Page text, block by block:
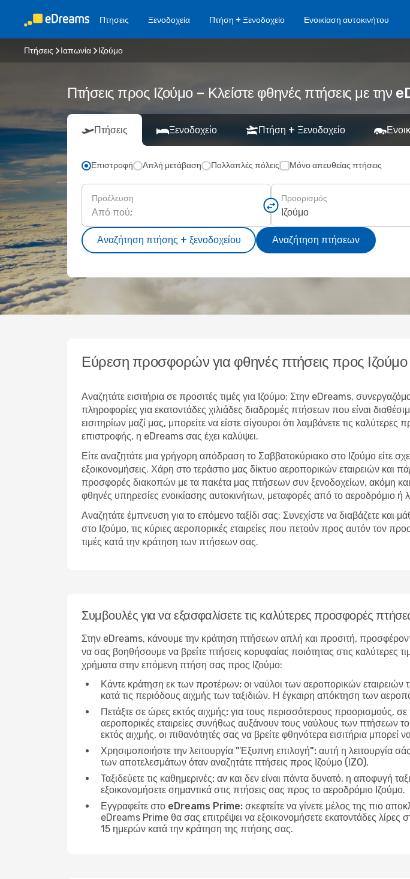
Πτησεις Ξενοδοχεία Πτήση + Ξενοδοχείο Ενοικίαση αυτοκινήτου
Πτήσεις Ιαπωνία Ιζούμο
Πτήσεις προς Ιζούμο – Κλείστε φθηνές πτήσεις με την
Πτήσεις Ξενοδοχείο Πτήση + Ξενοδοχείο
Επιστροφή Απλή μετάβαση Πολλαπλές πόλεις Μόνο απευθείας πτήσεις
Προέλευση Προορισμός
Αναζήτηση πτήσης + ξενοδοχείου Αναζήτηση πτήσεων
Εύρεση προσφορών για φθηνές πτήσεις προς Ιζούμο
Αναζητάτε εισιτήρια σε προσιτές τιμές για Ιζούμο; Στην eDreams,
πληροφορίες για εκατοντάδες χιλιάδες διαδρομές πτήσεων που είναι
εισιτηρίων μαζί μας, μπορείτε να είστε σίγουροι ότι λαμβάνετε τις
επιστροφής, η eDreams σας έχει καλύψει.
Είτε αναζητάτε μια γρήγορη απόδραση το Σαββατοκύριακο στο Ιζούμο είτε
εξοικονομήσεις. Χάρη στο τεράστιο μας δίκτυο αεροπορικών εταιρειών
προσφορές διακοπών με τα πακέτα μας πτήσεων συν ξενοδοχείων, ακόμη
φθηνές υπηρεσίες ενοικίασης αυτοκινήτων, μεταφορές από το αεροδρόμιο ή
Αναζητάτε έμπνευση για το επόμενο ταξίδι σας; Συνεχίστε να διαβάζετε και
στο Ιζούμο, τις κύριες αεροπορικές εταιρείες που πετούν προς αυτόν τον
τιμές κατά την κράτηση των πτήσεων σας.
Συμβουλές για να εξασφαλίσετε τις καλύτερες προσφορές
Στην eDreams, κάνουμε την κράτηση πτήσεων απλή και προσιτή,
να σας βοηθήσουμε να βρείτε πτήσεις κορυφαίας ποιότητας στις καλύτερες
χρήματα στην επόμενη πτήση σας προς Ιζούμο:
Κάντε κράτηση εκ των προτέρων: οι ναύλοι των αεροπορικών εταιρειών
κατά τις περιόδους αιχμής των ταξιδιών. Η έγκαιρη απόκτηση των
Πετάξτε σε ώρες εκτός αιχμής: για τους περισσότερους προορισμούς,
αεροπορικές εταιρείες συνήθως αυξάνουν τους ναύλους των πτήσεων
εκτός αιχμής, οι πιθανότητές σας να βρείτε φθηνότερα εισιτήρια μπορεί
Χρησιμοποιήστε την λειτουργία "Έξυπνη επιλογή": αυτή η λειτουργία
των αποτελεσμάτων όταν αναζητάτε πτήσεις προς Ιζούμο (IZO).
Ταξιδεύετε τις καθημερινές: αν και δεν είναι πάντα δυνατό, η αποφυγή
εξοικονομήσετε σημαντικά στις πτήσεις σας προς το αεροδρόμιο Ιζούμο.
Εγγραφείτε στο eDreams Prime: σκεφτείτε να γίνετε μέλος της πιο
eDreams Prime θα σας επιτρέψει να εξοικονομήσετε εκατοντάδες
15 ημερών κατά την κράτηση της πτήσης σας.